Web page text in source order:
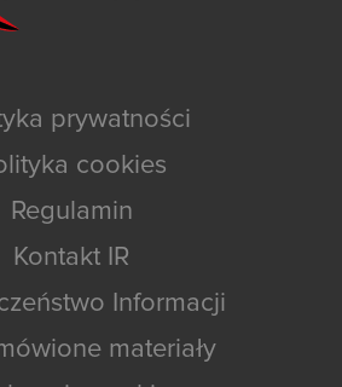
prywatności
cookies
Regulamin
Kontakt IR
Informacji
materiały